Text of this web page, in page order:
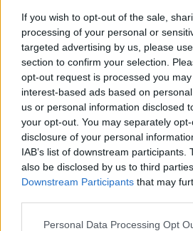
If you wish to opt-out of the sale,
processing of your personal or
targeted advertising by us, please
section to confirm your selection.
opt-out request is processed you
interest-based ads based on
us or personal information disclosed
your opt-out. You may separately
disclosure of your personal
IAB’s list of downstream participants.
also be disclosed by us to third
Downstream Participants that may
Please note that this website/app
Personal Data Processing Opt
„Fájnak a gyerekek.”
évvel ezelőtti abortuszom
távolítják a kérdést –
kell, egyedül az
szó szerint: „Tárjam fel a
és az nyúljon bele
keze a lelkemben? Akarom